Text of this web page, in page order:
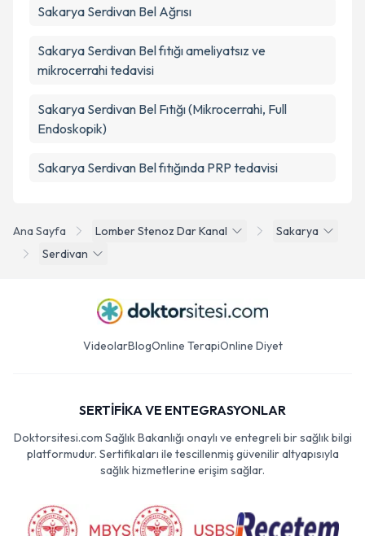
Ana Sayfa Lomber Stenoz Dar Kanal
Sakarya
Serdivan
Sakarya Serdivan Bel Ağrısı
Sakarya Serdivan Bel fıtığı ameliyatsız ve
mikrocerrahi tedavisi
Sakarya Serdivan Bel Fıtığı (Mikrocerrahi, Full
Endoskopik)
Sakarya Serdivan Bel fıtığında PRP tedavisi
VideolarBlogOnline TerapiOnline Diyet
SERTİFİKA VE ENTEGRASYONLAR
Doktorsitesi.com Sağlık Bakanlığı onaylı ve entegreli bir sağlık bilgi
platformudur. Sertifikaları ile tescillenmiş güvenilir altyapısıyla
sağlık hizmetlerine erişim sağlar.